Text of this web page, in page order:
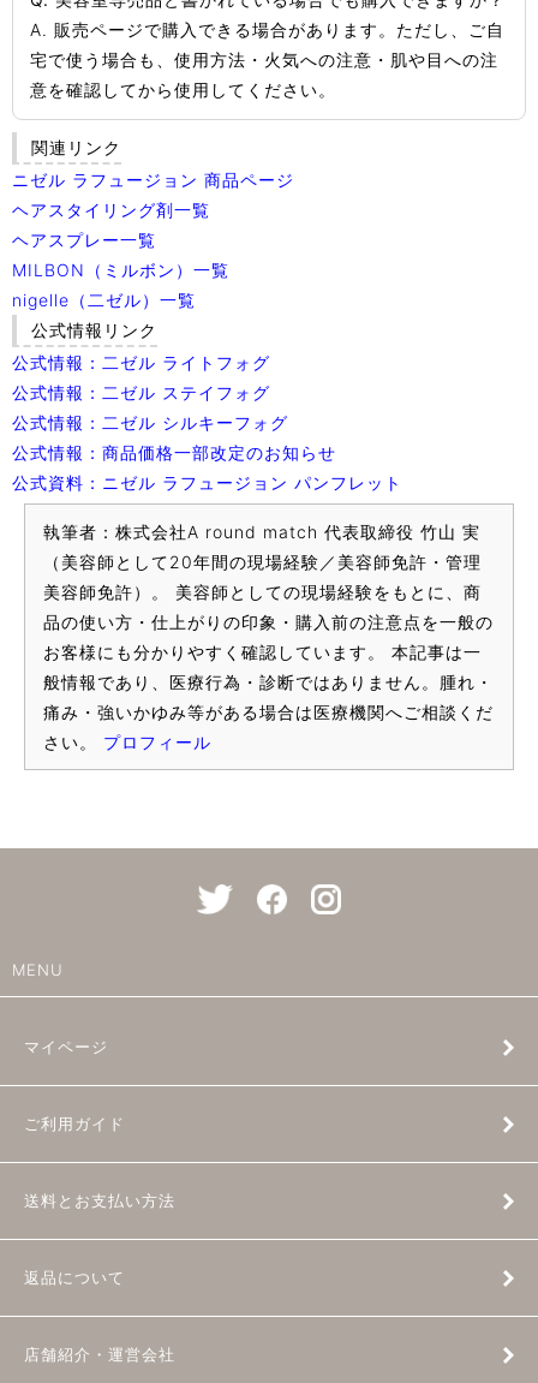
A. 販売ページで購入できる場合があります。ただし、ご自
宅で使う場合も、使用方法・火気への注意・肌や目への注
意を確認してから使用してください。
関連リンク
ニゼル ラフュージョン 商品ページ
ヘアスタイリング剤一覧
ヘアスプレー一覧
MILBON（ミルボン）一覧
nigelle（二ゼル）一覧
公式情報リンク
公式情報：二ゼル ライトフォグ
公式情報：二ゼル ステイフォグ
公式情報：二ゼル シルキーフォグ
公式情報：商品価格一部改定のお知らせ
公式資料：ニゼル ラフュージョン パンフレット
執筆者：株式会社A round match 代表取締役 竹山 実
（美容師として20年間の現場経験／美容師免許・管理
美容師免許）。 美容師としての現場経験をもとに、商
品の使い方・仕上がりの印象・購入前の注意点を一般の
お客様にも分かりやすく確認しています。 本記事は一
般情報であり、医療行為・診断ではありません。腫れ・
痛み・強いかゆみ等がある場合は医療機関へご相談くだ
さい。 プロフィール
MENU
マイページ
ご利用ガイド
送料とお支払い方法
返品について
店舗紹介・運営会社